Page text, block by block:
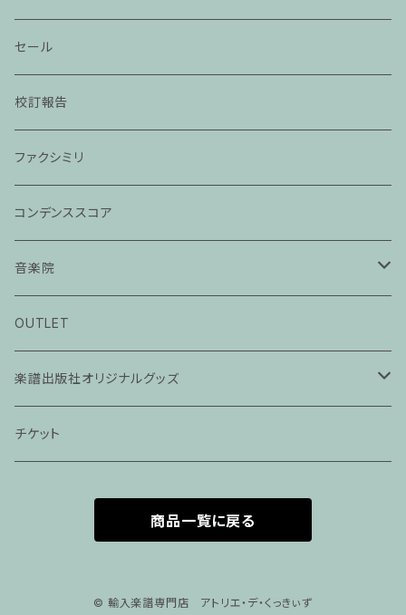
セール
校訂報告
ファクシミリ
コンデンススコア
音楽院
ピアノ科３０分レッスン
ピアノ科４５分レッスン
家族割プラン
家族割適用プラン2
声楽ピアノ４５分レッスン
ヴァイオリンピアノ６０分レッスン
OUTLET
楽譜出版社オリジナルグッズ
アパレル
チケット
商品一覧に戻る
© 輸入楽譜専門店 アトリエ・デ・くっきぃず